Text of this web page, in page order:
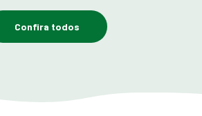
Confira todos